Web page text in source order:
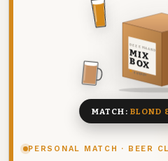
PERSONAL MATCH · BEER
DEZE MAAND
MIX
BOX
8 BIEREN
MATCH: BLOND